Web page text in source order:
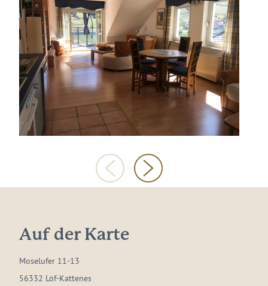
Auf der Karte
Moselufer 11-13
56332 Löf-Kattenes